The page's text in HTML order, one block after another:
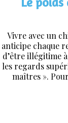
Vivre avec un
anticipe chaque
d’être illégitime
les regards
maîtres ».